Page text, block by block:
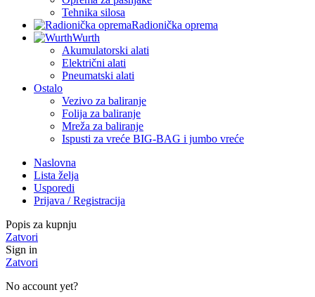
Tehnika silosa
Radionička oprema
Wurth
Akumulatorski alati
Električni alati
Pneumatski alati
Ostalo
Vezivo za baliranje
Folija za baliranje
Mreža za baliranje
Ispusti za vreće BIG-BAG i jumbo vreće
Naslovna
Lista želja
Usporedi
Prijava / Registracija
Popis za kupnju
Zatvori
Sign in
Zatvori
No account yet?